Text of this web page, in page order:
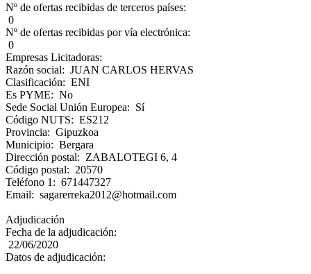
Nº de ofertas recibidas de terceros países:
0
Nº de ofertas recibidas por vía electrónica:
0
Empresas Licitadoras:
Razón social: JUAN CARLOS HERVAS
Clasificación: ENI
Es PYME: No
Sede Social Unión Europea: Sí
Código NUTS: ES212
Provincia: Gipuzkoa
Municipio: Bergara
Dirección postal: ZABALOTEGI 6, 4
Código postal: 20570
Teléfono 1: 671447327
Email: sagarerreka2012@hotmail.com
Adjudicación
Fecha de la adjudicación:
22/06/2020
Datos de adjudicación: